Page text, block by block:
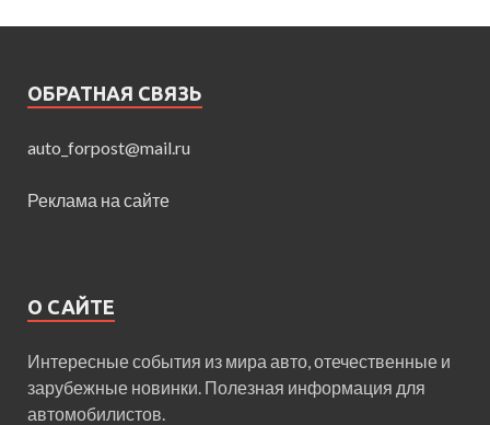
ОБРАТНАЯ СВЯЗЬ
auto_forpost@mail.ru
Реклама на сайте
О САЙТЕ
Интересные события из мира авто, отечественные и
зарубежные новинки. Полезная информация для
автомобилистов.